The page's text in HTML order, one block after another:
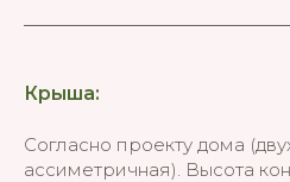
Крыша:
Согласно проекту дома
ассиметричная). Высота